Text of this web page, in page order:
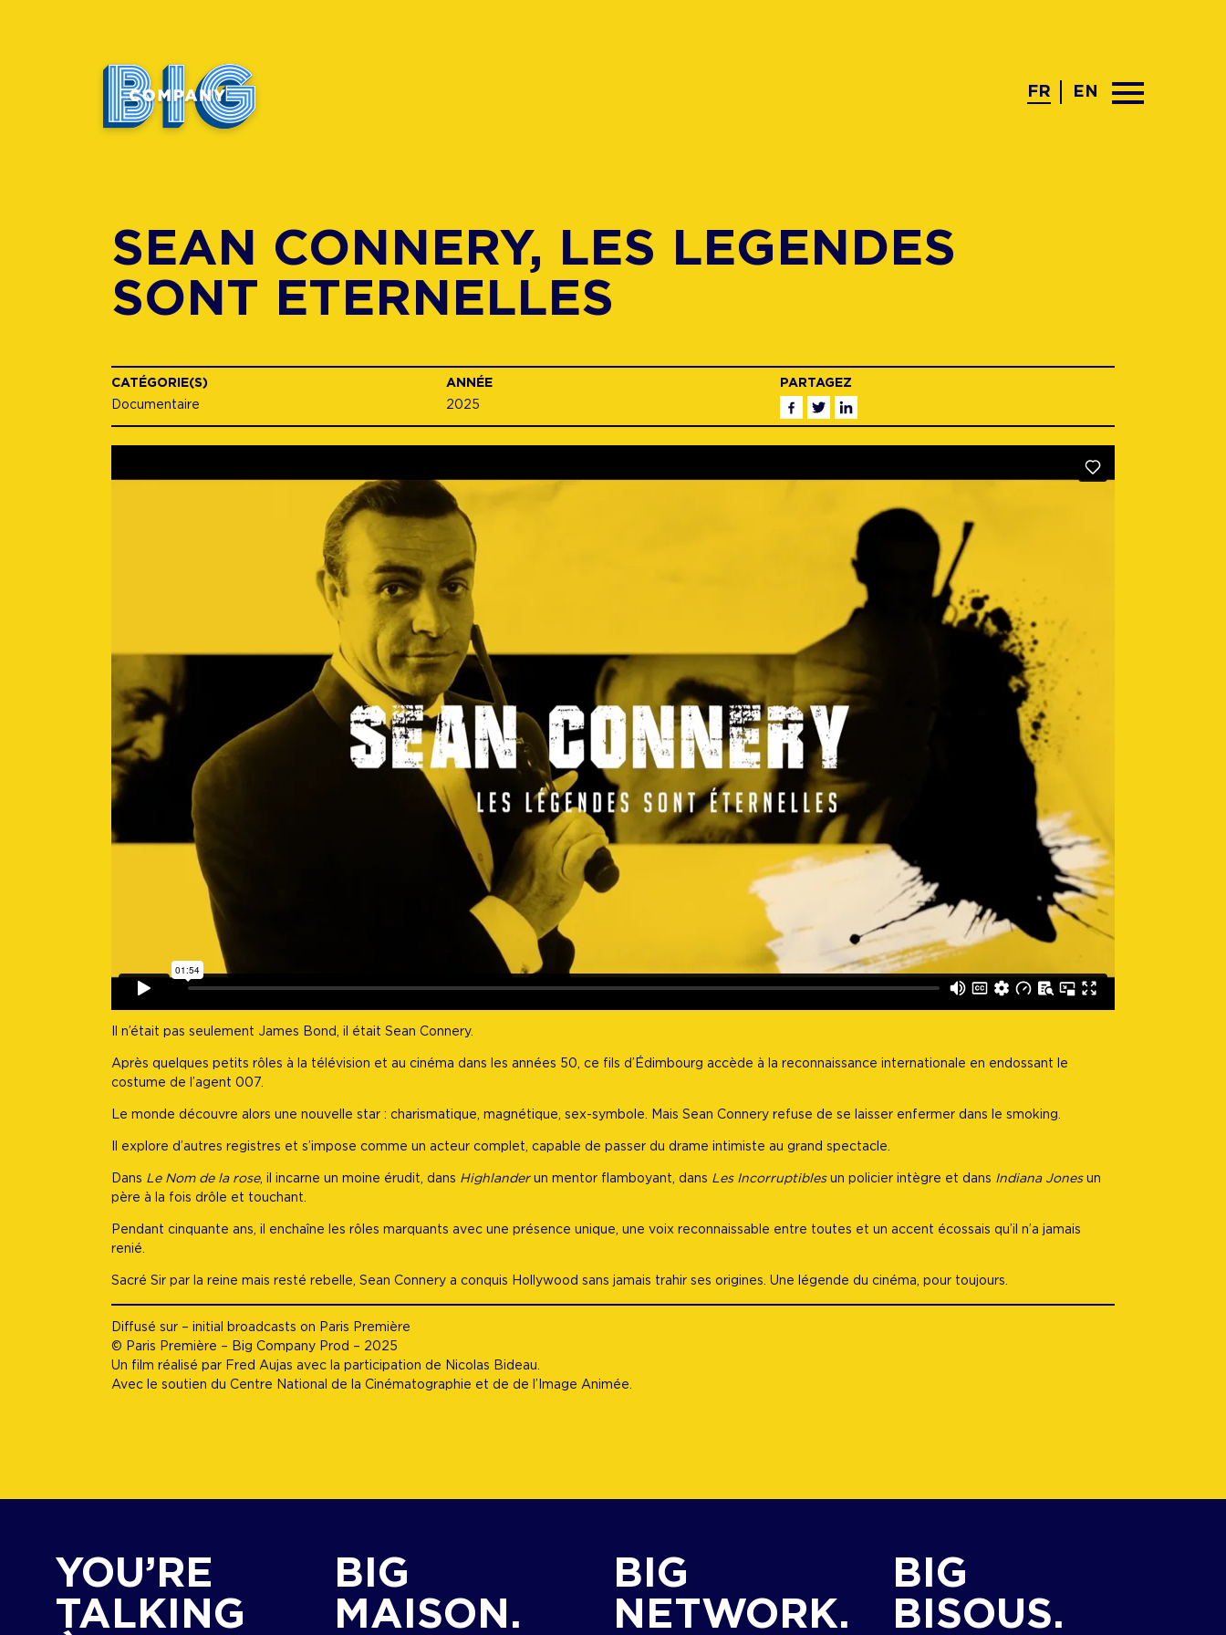
FR EN
SEAN CONNERY, LES LEGENDES
SONT ETERNELLES
CATÉGORIE(S)
Documentaire
ANNÉE
2025
PARTAGEZ
Facebook
Il n’était pas seulement James Bond, il était Sean Connery.
Après quelques petits rôles à la télévision et au cinéma dans les années 50, ce fils d’Édimbourg accède à la reconnaissance internationale en endossant le
costume de l’agent 007.
Le monde découvre alors une nouvelle star : charismatique, magnétique, sex-symbole. Mais Sean Connery refuse de se laisser enfermer dans le smoking.
Il explore d’autres registres et s’impose comme un acteur complet, capable de passer du drame intimiste au grand spectacle.
Dans Le Nom de la rose, il incarne un moine érudit, dans Highlanderun mentor flamboyant, dans Les Incorruptiblesun policier intègre et dans Indiana Jonesun
père à la fois drôle et touchant.
Pendant cinquante ans, il enchaîne les rôles marquants avec une présence unique, une voix reconnaissable entre toutes et un accent écossais qu’il n’a jamais
renié.
Sacré Sir par la reine mais resté rebelle, Sean Connery a conquis Hollywood sans jamais trahir ses origines. Une légende du cinéma, pour toujours.
Diffusé sur – initial broadcasts on Paris Première
© Paris Première – Big Company Prod – 2025
Un film réalisé par Fred Aujas avec la participation de Nicolas Bideau.
Avec le soutien du Centre National de la Cinématographie et de de l’Image Animée.
YOU’RE
TALKING
BIG
MAISON.
BIG
NETWORK.
BIG
BISOUS.